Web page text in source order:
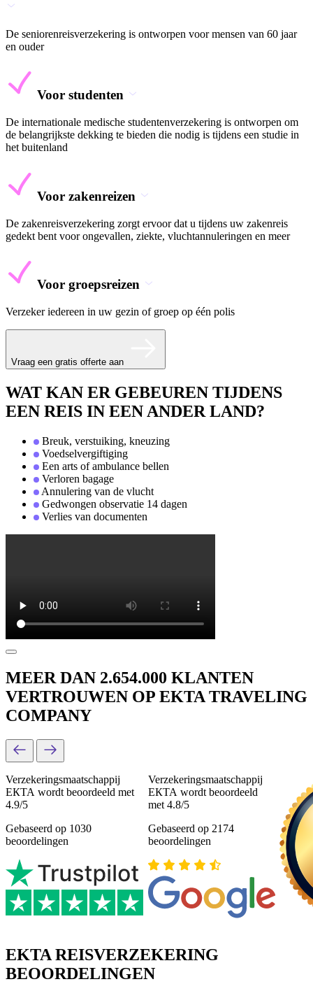
De seniorenreisverzekering is ontworpen voor mensen van 60 jaar
en ouder
Voor studenten
De internationale medische studentenverzekering is ontworpen om
de belangrijkste dekking te bieden die nodig is tijdens een studie in
het buitenland
Voor zakenreizen
De zakenreisverzekering zorgt ervoor dat u tijdens uw zakenreis
gedekt bent voor ongevallen, ziekte, vluchtannuleringen en meer
Voor groepsreizen
Verzeker iedereen in uw gezin of groep op één polis
Vraag een gratis offerte aan
WAT KAN ER GEBEUREN TIJDENS
EEN REIS IN EEN ANDER LAND?
Breuk, verstuiking, kneuzing
Voedselvergiftiging
Een arts of ambulance bellen
Verloren bagage
Annulering van de vlucht
Gedwongen observatie 14 dagen
Verlies van documenten
MEER DAN 2.654.000 KLANTEN
VERTROUWEN OP EKTA TRAVELING
COMPANY
Verzekeringsmaatschappij
ЕКТА wordt beoordeeld met
4.9/5
Gebaseerd op 1030
beoordelingen
Verzekeringsmaatschappij
ЕКТА wordt beoordeeld
met 4.8/5
Gebaseerd op 2174
beoordelingen
EKTA REISVERZEKERING
BEOORDELINGEN